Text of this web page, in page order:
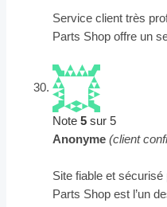
Service client très
Parts Shop offre un
Note5 sur 5
Anonyme(client
Site fiable et
Parts Shop est l’un